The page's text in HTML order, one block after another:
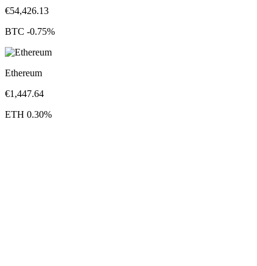
€54,426.13
BTC -0.75%
Ethereum
€1,447.64
ETH 0.30%